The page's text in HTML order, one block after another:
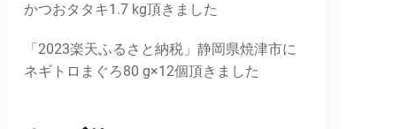
かつおタタキ1.7 kg頂きました
「2023楽天ふるさと納税」静岡県焼津市に
ネギトロまぐろ80 g×12個頂きました